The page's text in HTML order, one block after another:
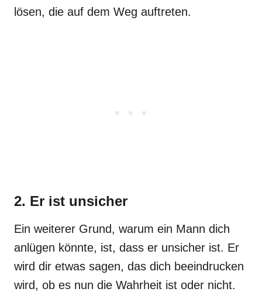
lösen, die auf dem Weg auftreten.
2. Er ist unsicher
Ein weiterer Grund, warum ein Mann dich
anlügen könnte, ist, dass er unsicher ist. Er
wird dir etwas sagen, das dich beeindrucken
wird, ob es nun die Wahrheit ist oder nicht.